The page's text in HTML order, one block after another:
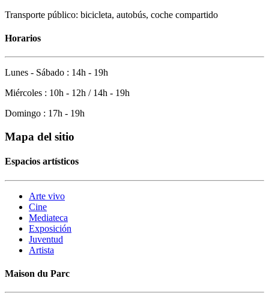
Transporte público: bicicleta, autobús, coche compartido
Horarios
Lunes - Sábado : 14h - 19h
Miércoles : 10h - 12h / 14h - 19h
Domingo : 17h - 19h
Mapa del sitio
Espacios artísticos
Arte vivo
Cine
Mediateca
Exposición
Juventud
Artista
Maison du Parc